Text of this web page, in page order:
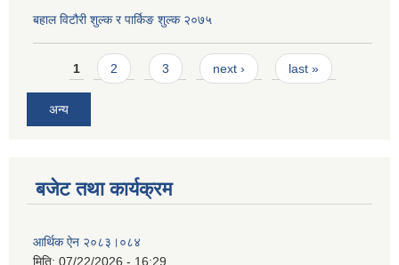
बहाल विटौरी शुल्क र पार्किङ शुल्क २०७५
Pages
1 2 3 next › last »
अन्य
बजेट तथा कार्यक्रम
आर्थिक ऐन २०८३।०८४
मिति: 07/22/2026 - 16:29